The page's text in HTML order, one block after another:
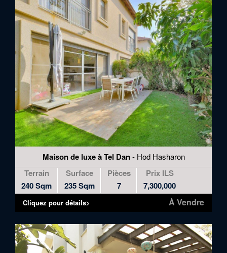
Maison de luxe à Tel Dan- Hod Hasharon
Terrain
240 Sqm
Surface
235 Sqm
Pièces
7
Prix ILS
7,300,000
À Vendre
Cliquez pour détails>